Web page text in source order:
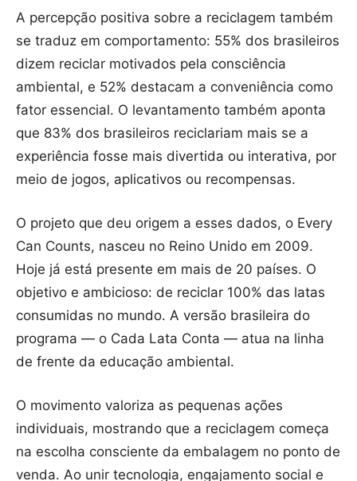
A percepção positiva sobre a reciclagem também
se traduz em comportamento: 55% dos brasileiros
dizem reciclar motivados pela consciência
ambiental, e 52% destacam a conveniência como
fator essencial. O levantamento também aponta
que 83% dos brasileiros reciclariam mais se a
experiência fosse mais divertida ou interativa, por
meio de jogos, aplicativos ou recompensas.
O projeto que deu origem a esses dados, o Every
Can Counts, nasceu no Reino Unido em 2009.
Hoje já está presente em mais de 20 países. O
objetivo e ambicioso: de reciclar 100% das latas
consumidas no mundo. A versão brasileira do
programa — o Cada Lata Conta — atua na linha
de frente da educação ambiental.
O movimento valoriza as pequenas ações
individuais, mostrando que a reciclagem começa
na escolha consciente da embalagem no ponto de
venda. Ao unir tecnologia, engajamento social e